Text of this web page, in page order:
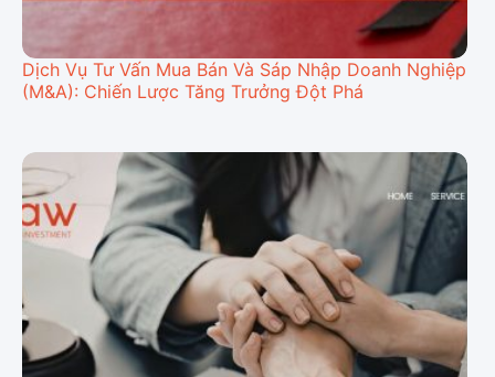
Dịch Vụ Tư Vấn Mua Bán Và Sáp Nhập Doanh Nghiệp
(M&A): Chiến Lược Tăng Trưởng Đột Phá